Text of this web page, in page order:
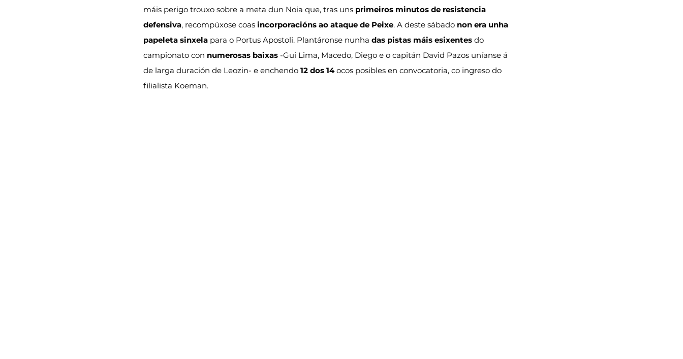
máis perigo trouxo sobre a meta dun Noia que, tras uns primeiros minutos de resistencia
defensiva, recompúxose coas incorporacións ao ataque de Peixe. A deste sábado non era unha
papeleta sinxela para o Portus Apostoli. Plantáronse nunha das pistas máis esixentes do
campionato con numerosas baixas -Gui Lima, Macedo, Diego e o capitán David Pazos uníanse á
de larga duración de Leozin- e enchendo 12 dos 14 ocos posibles en convocatoria, co ingreso do
filialista Koeman.